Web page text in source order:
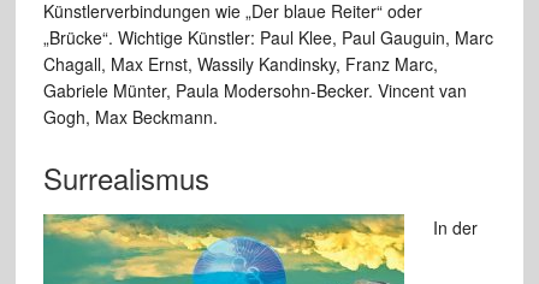
Künstlerverbindungen wie „Der blaue Reiter“ oder
„Brücke“. Wichtige Künstler: Paul Klee, Paul Gauguin, Marc
Chagall, Max Ernst, Wassily Kandinsky, Franz Marc,
Gabriele Münter, Paula Modersohn-Becker. Vincent van
Gogh, Max Beckmann.
Surrealismus
In der